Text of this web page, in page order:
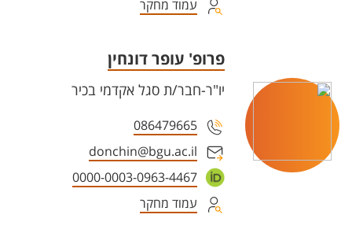
עמוד מחקר
פרופ' עופר דונחין
יו"ר-חבר/ת סגל אקדמי בכיר
086479665
donchin@bgu.ac.il
0000-0003-0963-4467
עמוד מחקר